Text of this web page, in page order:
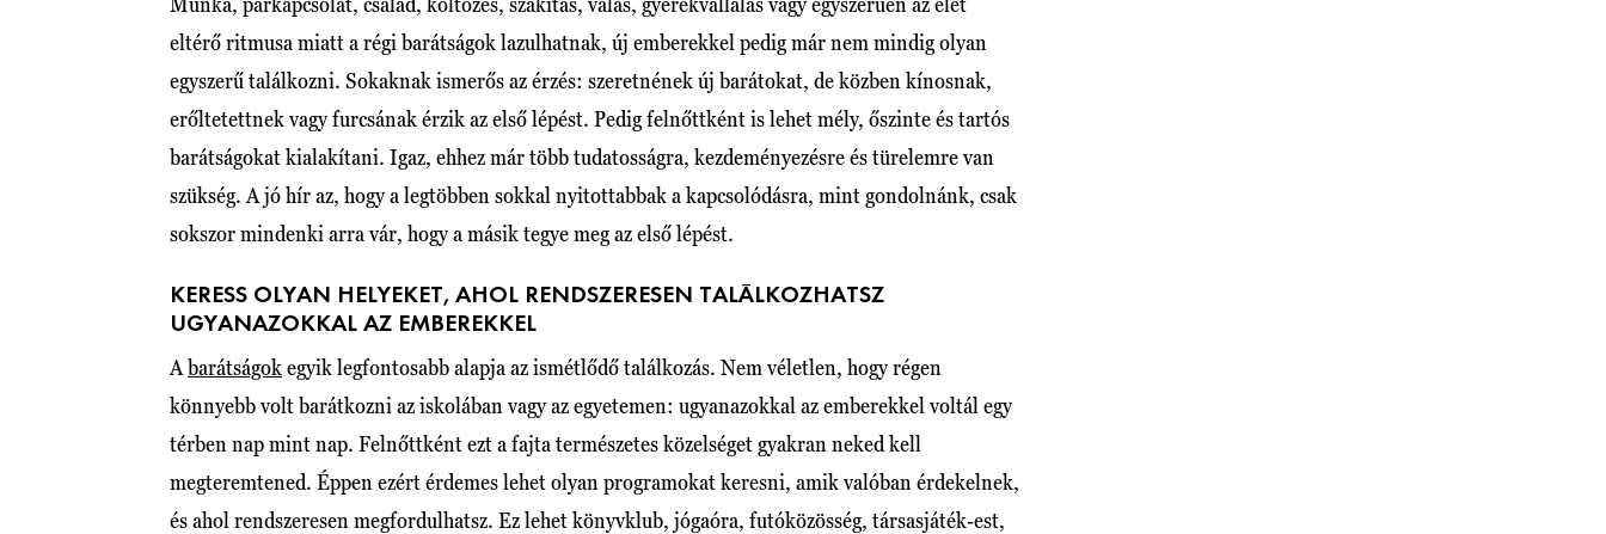
eltérő ritmusa miatt a régi barátságok lazulhatnak, új emberekkel pedig már nem mindig olyan
egyszerű találkozni. Sokaknak ismerős az érzés: szeretnének új barátokat, de közben kínosnak,
erőltetettnek vagy furcsának érzik az első lépést. Pedig felnőttként is lehet mély, őszinte és tartós
barátságokat kialakítani. Igaz, ehhez már több tudatosságra, kezdeményezésre és türelemre van
szükség. A jó hír az, hogy a legtöbben sokkal nyitottabbak a kapcsolódásra, mint gondolnánk, csak
sokszor mindenki arra vár, hogy a másik tegye meg az első lépést.
KERESS OLYAN HELYEKET, AHOL RENDSZERESEN TALÁLKOZHATSZ
UGYANAZOKKAL AZ EMBEREKKEL
Abarátságokegyik legfontosabb alapja az ismétlődő találkozás. Nem véletlen, hogy régen
könnyebb volt barátkozni az iskolában vagy az egyetemen: ugyanazokkal az emberekkel voltál egy
térben nap mint nap. Felnőttként ezt a fajta természetes közelséget gyakran neked kell
megteremtened. Éppen ezért érdemes lehet olyan programokat keresni, amik valóban érdekelnek,
és ahol rendszeresen megfordulhatsz. Ez lehet könyvklub, jógaóra, futóközösség, társasjáték-est,